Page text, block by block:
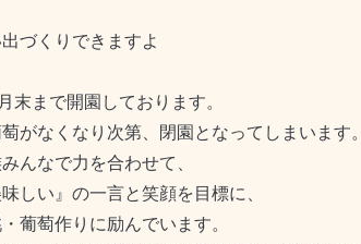
づくりできますよ
末まで開園しております。
がなくなり次第、閉園となってしまいます。
んなで力を合わせて、
しい』の一言と笑顔を目標に、
葡萄作りに励んでいます。